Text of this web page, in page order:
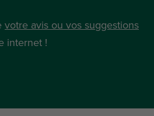
votre avis ou vos suggestions
internet !